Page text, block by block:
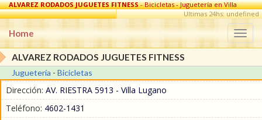
ALVAREZ RODADOS JUGUETES FITNESS- Bicicletas - Juguetería en Villa
Lugano
Ultimas 24hs: undefined
Home
ALVAREZ RODADOS JUGUETES FITNESS
Juguetería - Bicicletas
Dirección: AV. RIESTRA 5913 - Villa Lugano
Teléfono: 4602-1431